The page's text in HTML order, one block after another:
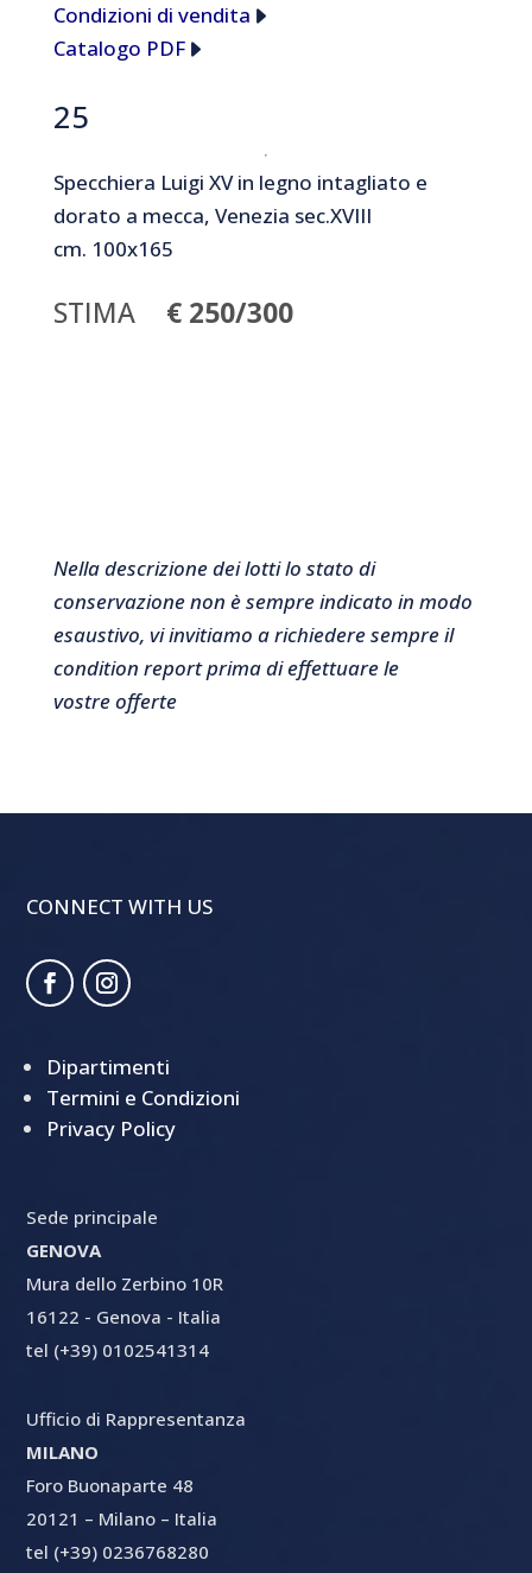
Condizioni di vendita
Catalogo PDF
25
Specchiera Luigi XV in legno intagliato e
dorato a mecca, Venezia sec.XVIII
cm. 100x165
STIMA € 250/300
Nella descrizione dei lotti lo stato di
conservazione non è sempre indicato in modo
esaustivo, vi invitiamo a richiedere sempre il
condition report prima di effettuare le
vostre offerte
CONNECT WITH US
Dipartimenti
Termini e Condizioni
Privacy Policy
Sede principale
GENOVA
Mura dello Zerbino 10R
16122 - Genova - Italia
tel (+39) 0102541314
Ufficio di Rappresentanza
MILANO
Foro Buonaparte 48
20121 – Milano – Italia
tel (+39) 0236768280